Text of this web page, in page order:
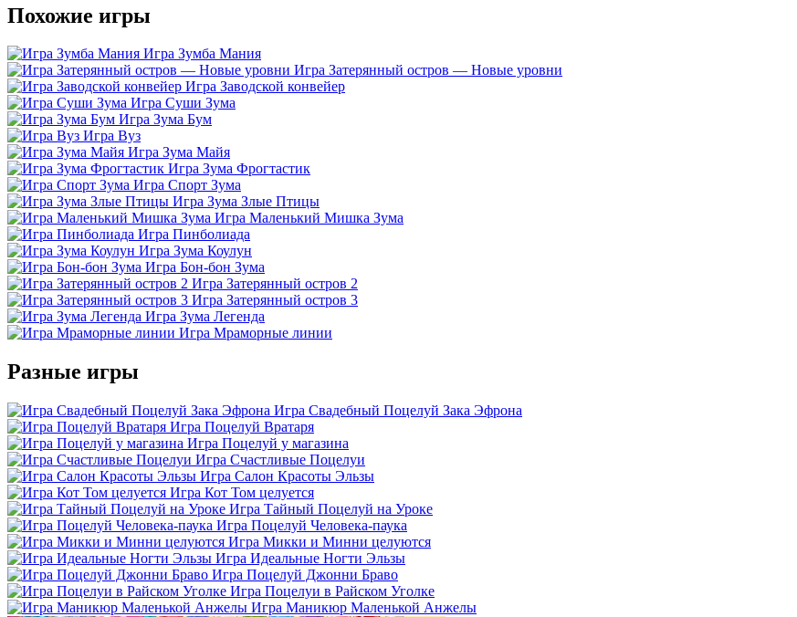
Похожие игры
Игра Зумба Мания
Игра Затерянный остров — Новые уровни
Игра Заводской конвейер
Игра Суши Зума
Игра Зума Бум
Игра Вуз
Игра Зума Майя
Игра Зума Фрогтастик
Игра Спорт Зума
Игра Зума Злые Птицы
Игра Маленький Мишка Зума
Игра Пинболиада
Игра Зума Коулун
Игра Бон-бон Зума
Игра Затерянный остров 2
Игра Затерянный остров 3
Игра Зума Легенда
Игра Мраморные линии
Разные игры
Игра Свадебный Поцелуй Зака Эфрона
Игра Поцелуй Вратаря
Игра Поцелуй у магазина
Игра Счастливые Поцелуи
Игра Салон Красоты Эльзы
Игра Кот Том целуется
Игра Тайный Поцелуй на Уроке
Игра Поцелуй Человека-паука
Игра Микки и Минни целуются
Игра Идеальные Ногти Эльзы
Игра Поцелуй Джонни Браво
Игра Поцелуи в Райском Уголке
Игра Маникюр Маленькой Анжелы